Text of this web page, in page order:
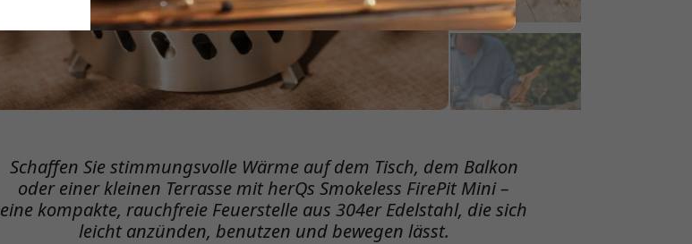
Schaffen Sie stimmungsvolle Wärme auf dem Tisch, dem Balkon
oder einer kleinen Terrasse mit herQs Smokeless FirePit Mini –
eine kompakte, rauchfreie Feuerstelle aus 304er Edelstahl, die sich
leicht anzünden, benutzen und bewegen lässt.